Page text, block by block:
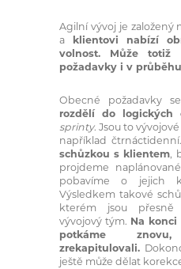
Agilní vývoj je založený
a
klientovi nabízí
volnost. Může totiž
požadavky i v
Obecné požadavky
rozdělí do logických
sprinty. Jsou to
například čtrnáctidenní.
schůzkou s klientem,
projdeme
pobavíme o jejich
Výsledkem takové
kterém jsou
vývojový tým. Na
potkáme
zrekapitulovali.
ještě může dělat